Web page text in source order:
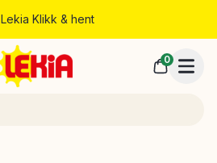
Lekia Klikk & hent
Rask levering 0